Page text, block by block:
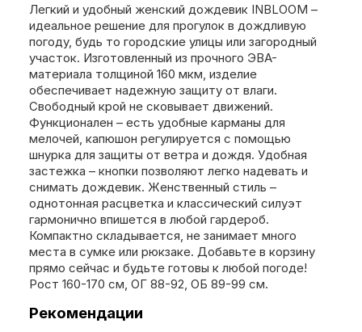
Легкий и удобный женский дождевик INBLOOM –
идеальное решение для прогулок в дождливую
погоду, будь то городские улицы или загородный
участок. Изготовленный из прочного ЭВА-
материала толщиной 160 мкм, изделие
обеспечивает надежную защиту от влаги.
Свободный крой не сковывает движений.
Функционален – есть удобные карманы для
мелочей, капюшон регулируется с помощью
шнурка для защиты от ветра и дождя. Удобная
застежка – кнопки позволяют легко надевать и
снимать дождевик. Женственный стиль –
однотонная расцветка и классический силуэт
гармонично впишется в любой гардероб.
Компактно складывается, не занимает много
места в сумке или рюкзаке. Добавьте в корзину
прямо сейчас и будьте готовы к любой погоде!
Рост 160-170 см, ОГ 88-92, ОБ 89-99 см.
Рекомендации